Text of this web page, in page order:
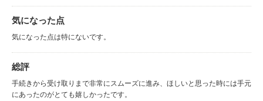
気になった点
気になった点は特にないです。
総評
手続きから受け取りまで非常にスムーズに進み、ほしいと思った時には手元
にあったのがとても嬉しかったです。